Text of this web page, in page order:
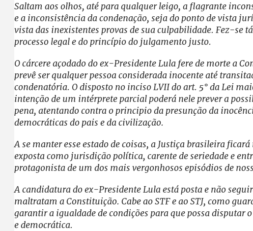
Saltam aos olhos, até para qualquer leigo, a flagrante
e a inconsistência da condenação, seja do ponto de vista
vista das inexistentes provas de sua culpabilidade. Fez-se
processo legal e do princípio do julgamento justo.
O cárcere açodado do ex-Presidente Lula fere de morte a
prevê ser qualquer pessoa considerada inocente até
condenatória. O disposto no inciso LVII do art. 5° da Lei
intenção de um intérprete parcial poderá nele prever a
pena, atentando contra o principio da presunção da
democráticas do pais e da civilização.
A se manter esse estado de coisas, a Justiça brasileira
exposta como jurisdição política, carente de seriedade e
protagonista de um dos mais vergonhosos episódios de
A candidatura do ex-Presidente Lula está posta e não
maltratam a Constituição. Cabe ao STF e ao STJ, como
garantir a igualdade de condições para que possa disputar
e democrática.